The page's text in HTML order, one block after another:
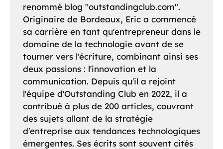
renommé blog "outstandingclub.com".
Originaire de Bordeaux, Eric a commencé
sa carrière en tant qu'entrepreneur dans le
domaine de la technologie avant de se
tourner vers l'écriture, combinant ainsi ses
deux passions : l'innovation et la
communication. Depuis qu'il a rejoint
l'équipe d'Outstanding Club en 2022, il a
contribué à plus de 200 articles, couvrant
des sujets allant de la stratégie
d'entreprise aux tendances technologiques
émergentes. Ses écrits sont souvent cités